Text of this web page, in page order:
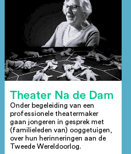
Theater Na de Dam
Onder begeleiding van een
professionele theatermaker
gaan jongeren in gesprek met
(familieleden van) ooggetuigen,
over hun herinneringen aan de
Tweede Wereldoorlog.